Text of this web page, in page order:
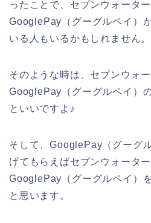
ったことで、セブンウォータ
GooglePay（グーグルペイ）
いる人もいるかもしれません。
そのような時は、セブンウォ
GooglePay（グーグルペイ）
といいですよ♪
そして、GooglePay（グーグ
げてもらえばセブンウォータ
GooglePay（グーグルペイ）
と思います。